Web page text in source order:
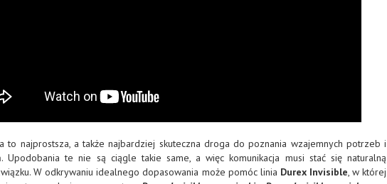
to najprostsza, a także najbardziej skuteczna droga do poznania wzajemnych potrzeb i
Upodobania te nie są ciągle takie same, a więc komunikacja musi stać się naturalną
W odkrywaniu idealnego dopasowania może pomóc linia Durex Invisible, w której